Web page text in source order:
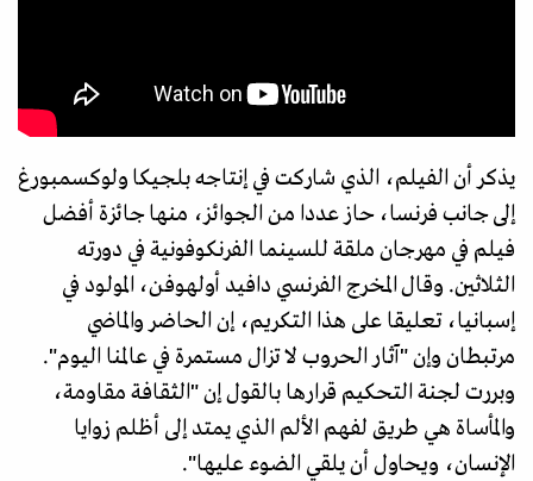
يذكر أن الفيلم، الذي شاركت في إنتاجه بلجيكا ولوكسمبورغ
إلى جانب فرنسا، حاز عددا من الجوائز، منها جائزة أفضل
فيلم في مهرجان ملقة للسينما الفرنكوفونية في دورته
الثلاثين. وقال المخرج الفرنسي دافيد أولهوفن، المولود في
إسبانيا، تعليقا على هذا التكريم، إن الحاضر والماضي
مرتبطان وإن "آثار الحروب لا تزال مستمرة في عالمنا اليوم".
وبررت لجنة التحكيم قرارها بالقول إن "الثقافة مقاومة،
والمأساة هي طريق لفهم الألم الذي يمتد إلى أظلم زوايا
الإنسان، ويحاول أن يلقي الضوء عليها".